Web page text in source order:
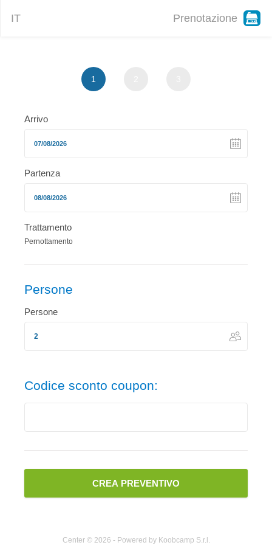
IT Prenotazione
1
Arrivo
Partenza
Trattamento
Pernottamento
Persone
Persone
Codice sconto coupon:
Center © 2026 - Powered by Koobcamp S.r.l.